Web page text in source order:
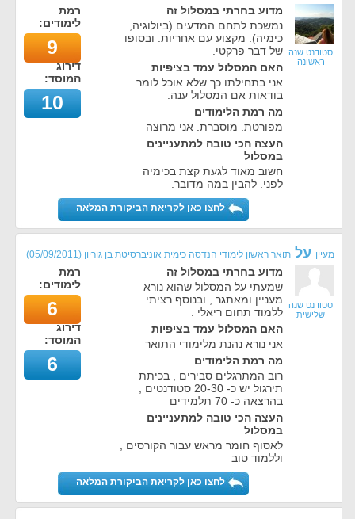
סטודנט שנה
ראשונה
מדוע בחרתי במסלול זה
נמשכת לתחם המדעים (ביולוגיה,
כימיה). מקצוע עם אחריות. ובסופו
של דבר פרקטי.
האם המסלול עמד בציפיות
אני בתחילתו כך שלא אוכל לומר
בודאות אם המסלול ענה.
מה רמת הלימודים
מפורטת. מוסברת. אני מרוצה
העצה הכי טובה למתעניינים
במסלול
חשוב מאוד לגעת קצת בכימיה
לפני. להבין במה מדובר.
רמת
לימודים:
9
דירוג
המוסד:
10
לחצו כאן לקריאת הביקורת המלאה
מעיין על תואר ראשון לימודי הנדסה כימית אוניברסיטת בן גוריון (
05/09/2011
)
סטודנט שנה
שלישית
מדוע בחרתי במסלול זה
שמעתי על המסלול שהוא נורא
מעניין ומאתגר , ובנוסף רציתי
ללמוד תחום ריאלי .
האם המסלול עמד בציפיות
אני נורא נהנת מלימודי התואר
מה רמת הלימודים
רוב המתרגלים סבירים , בכיתת
תירגול יש כ- 20-30 סטודנטים ,
בהרצאה כ- 70 תלמידים
העצה הכי טובה למתעניינים
במסלול
לאסוף חומר מראש עבור הקורסים ,
וללמוד טוב
רמת
לימודים:
6
דירוג
המוסד:
6
לחצו כאן לקריאת הביקורת המלאה